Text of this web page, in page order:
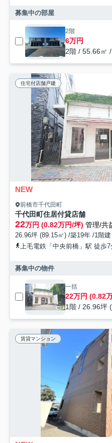
募集中の部屋
2階
6万円
2階 / 55.66㎡
住宅付店舗戸建
NEW
前橋市千代田町
千代田町住居付貸店舗
22万円 (0.82万円/坪) 管理/共
26.96坪 (89.15㎡) /築19年 /1階建
上毛電鉄「中央前橋」駅 徒歩7
募集中の物件
一括
22万円 (0.82
1階 / 26.96坪
賃貸マンション